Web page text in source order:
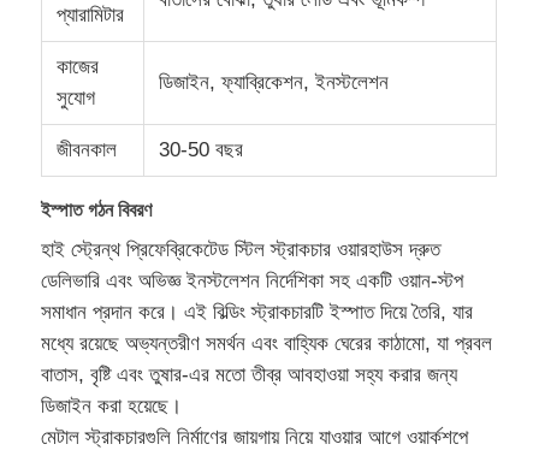
গুণমান নিয়ন্ত্রণ
আমাদের সাথে যোগাযোগ করুন
খবর
মামলা
ব্লগ
একটি উদ্ধৃতি অনুরোধ করুন
প্যারামিটার
কাজের
সুযোগ
ডিজাইন, ফ্যাব্রিকেশন, ইনস্টলেশন
জীবনকাল 30-50 বছর
ইস্পাত গঠন বিবরণ
হাই স্ট্রেন্থ প্রিফেব্রিকেটেড স্টিল স্ট্রাকচার ওয়ারহাউস দ্রুত
ডেলিভারি এবং অভিজ্ঞ ইনস্টলেশন নির্দেশিকা সহ একটি ওয়ান-স্টপ
সমাধান প্রদান করে। এই বিল্ডিং স্ট্রাকচারটি ইস্পাত দিয়ে তৈরি, যার
মধ্যে রয়েছে অভ্যন্তরীণ সমর্থন এবং বাহ্যিক ঘেরের কাঠামো, যা প্রবল
বাতাস, বৃষ্টি এবং তুষার-এর মতো তীব্র আবহাওয়া সহ্য করার জন্য
ডিজাইন করা হয়েছে।
মেটাল স্ট্রাকচারগুলি নির্মাণের জায়গায় নিয়ে যাওয়ার আগে ওয়ার্কশপে